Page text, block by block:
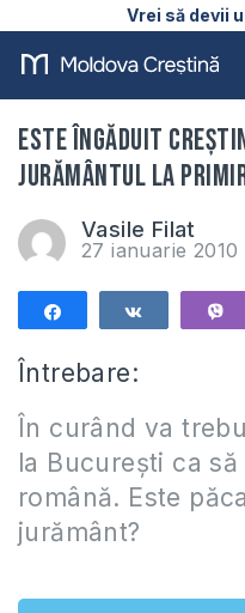
Vrei să devii
Este îngăduit
jurământul la
Vasile Filat
27 ianuarie 2010
Întrebare:
În curând va
la Bucureşti ca
română. Este
jurământ?